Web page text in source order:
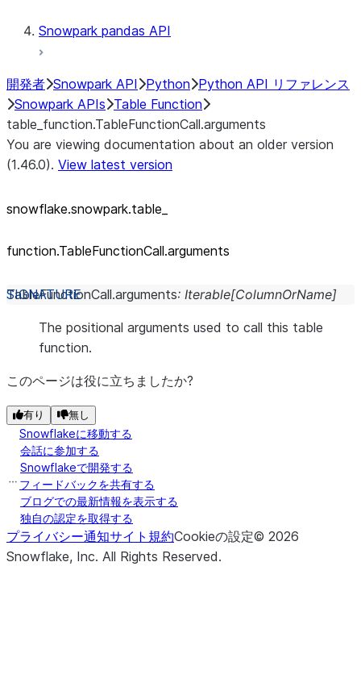
Snowpark pandas API
開発者 Snowpark API Python Python API リファレンス
Snowpark APIs Table Function
table_function.TableFunctionCall.arguments
You are viewing documentation about an older version
(1.46.0). View latest version
snowflake.snowpark.table_
function.TableFunctionCall.arguments
TableFunctionCall.arguments: Iterable[ColumnOrName]
The positional arguments used to call this table
function.
このページは役に立ちましたか?
有り 無し
Snowflakeに移動する
会話に参加する
Snowflakeで開発する
フィードバックを共有する
ブログでの最新情報を表示する
独自の認定を取得する
プライバシー通知サイト規約Cookieの設定© 2026
Snowflake, Inc. All Rights Reserved.